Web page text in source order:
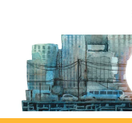
conținut